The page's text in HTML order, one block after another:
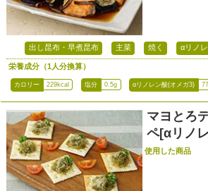
出し昆布・早煮昆布 主菜 焼く αリノ
栄養成分（1人分換算）
カロリー 229kcal 塩分 0.5g αリノレン酸(オメガ3)
マヨとろ
ペ[αリノ
使用した商品